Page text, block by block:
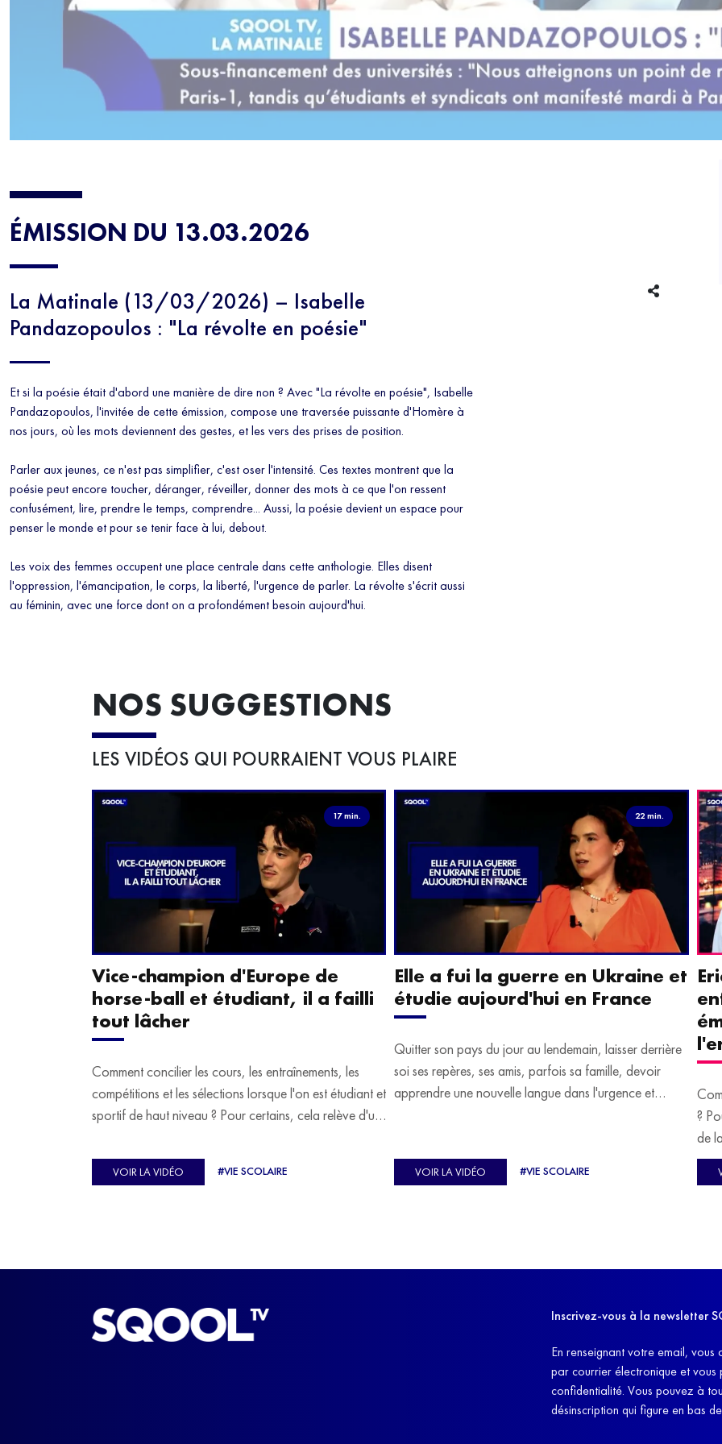
ÉMISSION DU 13.03.2026
La Matinale (13/03/2026) – Isabelle
Pandazopoulos : "La révolte en poésie"
Et si la poésie était d'abord une manière de dire non ? Avec "La révolte en poésie", Isabelle
Pandazopoulos, l'invitée de cette émission, compose une traversée puissante d'Homère à
nos jours, où les mots deviennent des gestes, et les vers des prises de position.
Parler aux jeunes, ce n'est pas simplifier, c'est oser l'intensité. Ces textes montrent que la
poésie peut encore toucher, déranger, réveiller, donner des mots à ce que l'on ressent
confusément, lire, prendre le temps, comprendre... Aussi, la poésie devient un espace pour
penser le monde et pour se tenir face à lui, debout.
Les voix des femmes occupent une place centrale dans cette anthologie. Elles disent
l'oppression, l'émancipation, le corps, la liberté, l'urgence de parler. La révolte s'écrit aussi
au féminin, avec une force dont on a profondément besoin aujourd'hui.
NOS SUGGESTIONS
LES VIDÉOS QUI POURRAIENT VOUS PLAIRE
17 min.
Vice-champion d'Europe de
horse-ball et étudiant, il a failli
tout lâcher
Comment concilier les cours, les entraînements, les
compétitions et les sélections lorsque l'on est étudiant et
sportif de haut niveau ? Pour certains, cela relève d'un
Ulysse Soriano, vice-champion d'Europe de Horse-
ball, qui a failli abandonner ses études avant de
VOIR LA VIDÉO #VIE SCOLAIRE
22 min.
Elle a fui la guerre en Ukraine et
étudie aujourd'hui en France
Quitter son pays du jour au lendemain, laisser derrière
soi ses repères, ses amis, parfois sa famille, devoir
apprendre une nouvelle langue dans l'urgence et
C'est l'histoire de nombreux réfugiés, et notamment
celle de Lisa Machukha, que nous vous proposons de
VOIR LA VIDÉO #VIE SCOLAIRE
?
de
Inscrivez-vous à la newsletter
En renseignant votre email,
par courrier électronique et
confidentialité. Vous pouvez à
désinscription qui figure en bas